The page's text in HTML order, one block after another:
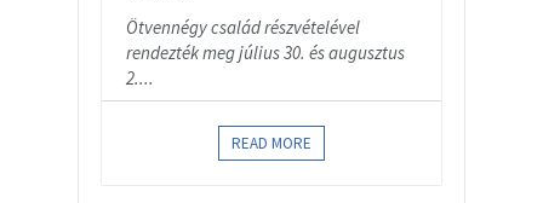
Ötvennégy család részvételével
rendezték meg július 30. és augusztus
2....
READ MORE